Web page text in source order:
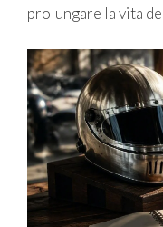
prolungare la vita